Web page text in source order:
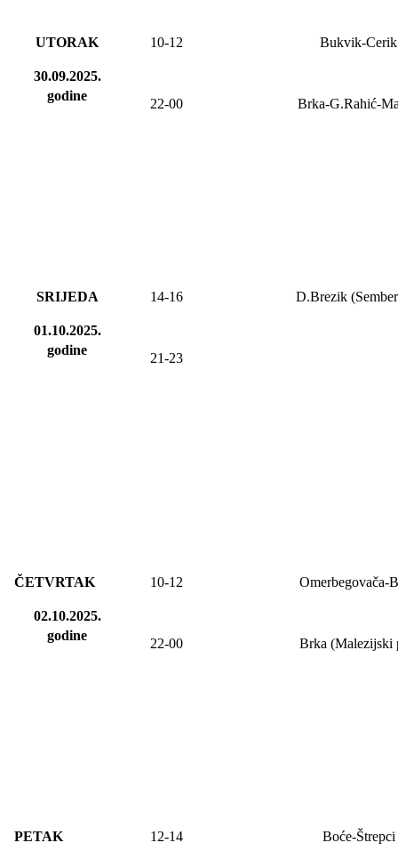
UTORAK
30.09.2025.
godine
10-12 Bukvik-Cerik
22-00 Brka-G.Rahić-
SRIJEDA
01.10.2025.
godine
14-16 D.Brezik
21-23
ČETVRTAK
02.10.2025.
godine
10-12 Omerbegovača-
22-00 Brka (Malezijski
PETAK 12-14 Boće-Štrepci